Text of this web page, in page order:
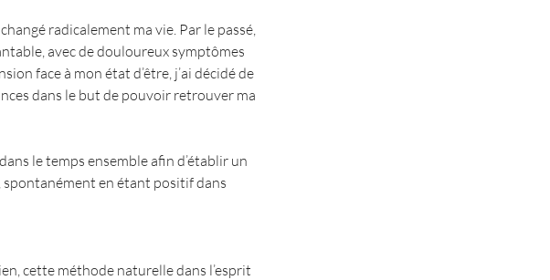
radicalement ma vie. Par le passé,
avec de douloureux symptômes
face à mon état d’être, j’ai décidé de
dans le but de pouvoir retrouver ma
le temps ensemble afin d’établir un
spontanément en étant positif dans
cette méthode naturelle dans l’esprit